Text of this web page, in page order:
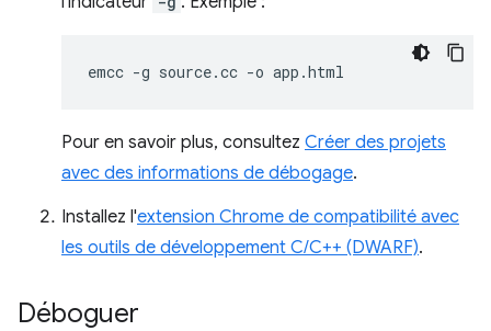
emcc -g source.cc -o
Pour en savoir plus, consultez Créer des projets
avec des informations de débogage.
Installez l'extension Chrome de compatibilité avec
les outils de développement C/C++ (DWARF).
Déboguer